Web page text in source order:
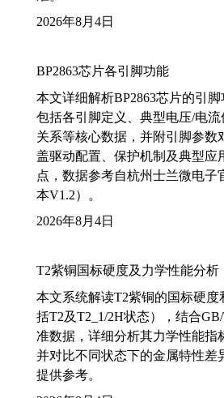
2026年8月4日
BP2863芯片各引脚功能
本文详细解析BP2863芯片的引脚
包括各引脚定义、典型电压/电
关系等核心数据，并附引脚参数
盖驱动配置、保护机制及典型应
点，数据参考自杭州士兰微电子
本V1.2）。
2026年8月4日
T2紫铜国标硬度及力学性能分析
本文系统解读T2紫铜的国标硬度
括T2及T2_1/2H状态），结合
准数据，详细分析其力学性能指
并对比不同状态下的金属特性差
提供参考。